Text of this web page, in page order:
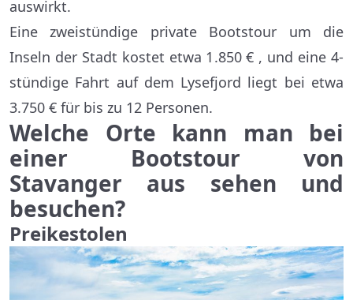
auswirkt.
Eine zweistündige private Bootstour um die
Inseln der Stadt kostet etwa 1.850 € , und eine 4-
stündige Fahrt auf dem Lysefjord liegt bei etwa
3.750 € für bis zu 12 Personen.
Welche Orte kann man bei
einer Bootstour von
Stavanger aus sehen und
besuchen?
Preikestolen